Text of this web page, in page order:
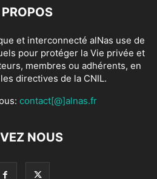
et interconnecté alNas use de
pour protéger la Vie privée et
membres ou adhérents, en
directives de la CNIL.
contact[@]alnas.fr
NOUS